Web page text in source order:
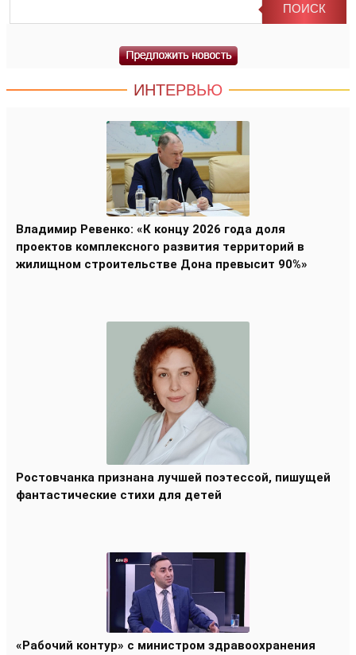
ИНТЕРВЬЮ
Владимир Ревенко: «К концу 2026 года доля
проектов комплексного развития территорий в
жилищном строительстве Дона превысит 90%»
Ростовчанка признана лучшей поэтессой, пишущей
фантастические стихи для детей
«Рабочий контур» с министром здравоохранения